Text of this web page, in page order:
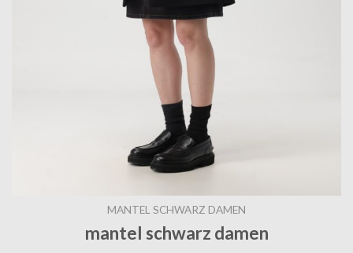
MANTEL SCHWARZ DAMEN
mantel schwarz damen